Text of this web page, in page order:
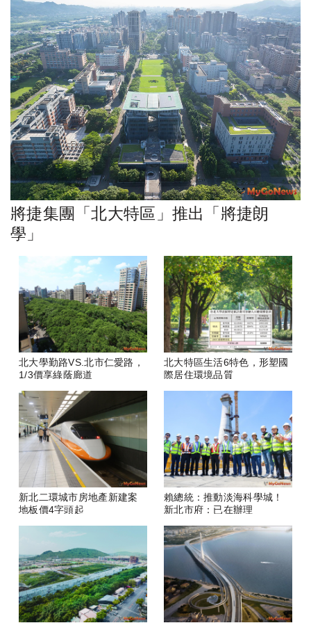
將捷集團「北大特區」推出「將捷朗
學」
北大學勤路VS.北市仁愛路，
1/3價享綠蔭廊道
北大特區生活6特色，形塑國
際居住環境品質
新北二環城市房地產新建案
地板價4字頭起
賴總統：推動淡海科學城！
新北市府：已在辦理